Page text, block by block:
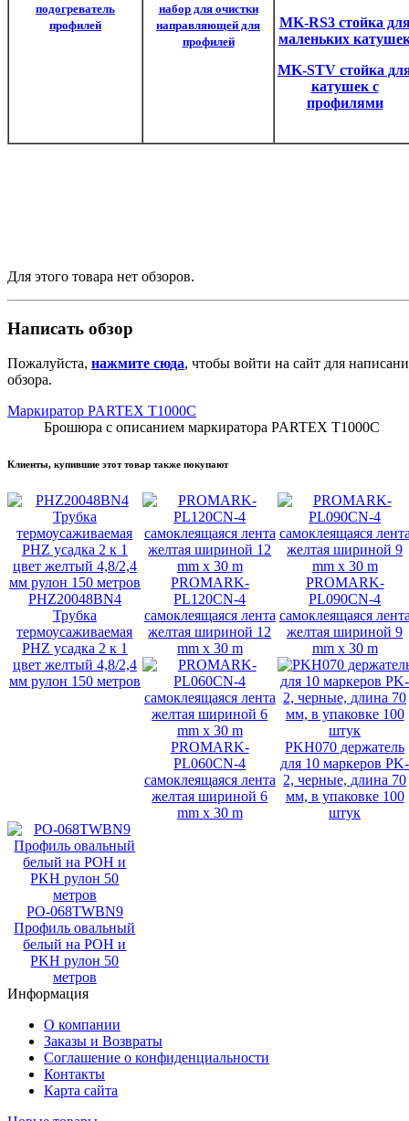
подогреватель
профилей
набор для очистки
направляющей для
профилей
MK-RS3 стойка
маленьких
MK-STV стойка
катушек с
профилями
Для этого товара нет обзоров.
Написать обзор
Пожалуйста, нажмите сюда, чтобы войти на сайт для
обзора.
Маркиратор PARTEX T1000C
Брошюра с описанием маркиратора PARTEX T1000C
Клиенты, купившие этот товар также покупают
PHZ20048BN4
Трубка
термоусаживаемая
PHZ усадка 2 к 1
цвет желтый 4,8/2,4
мм рулон 150 метров
PROMARK-
PL120CN-4
самоклеящаяся лента
желтая шириной 12
mm x 30 m
PROMARK-
PL090CN-4
самоклеящаяся
желтая шириной 9
mm x 30 m
PROMARK-
PL060CN-4
самоклеящаяся лента
желтая шириной 6
mm x 30 m
PKH070 держатель
для 10 маркеров PK-
2, черные, длина 70
мм, в упаковке 100
штук
PO-068TWBN9
Профиль овальный
белый на POH и
PKH рулон 50
метров
Информация
О компании
Заказы и Возвраты
Соглашение о конфиденциальности
Контакты
Карта сайта